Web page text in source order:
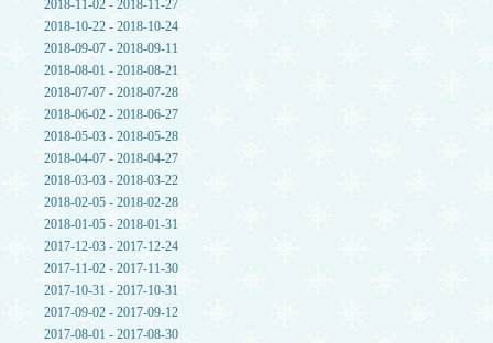
2018-11-02 - 2018-11-27
2018-10-22 - 2018-10-24
2018-09-07 - 2018-09-11
2018-08-01 - 2018-08-21
2018-07-07 - 2018-07-28
2018-06-02 - 2018-06-27
2018-05-03 - 2018-05-28
2018-04-07 - 2018-04-27
2018-03-03 - 2018-03-22
2018-02-05 - 2018-02-28
2018-01-05 - 2018-01-31
2017-12-03 - 2017-12-24
2017-11-02 - 2017-11-30
2017-10-31 - 2017-10-31
2017-09-02 - 2017-09-12
2017-08-01 - 2017-08-30